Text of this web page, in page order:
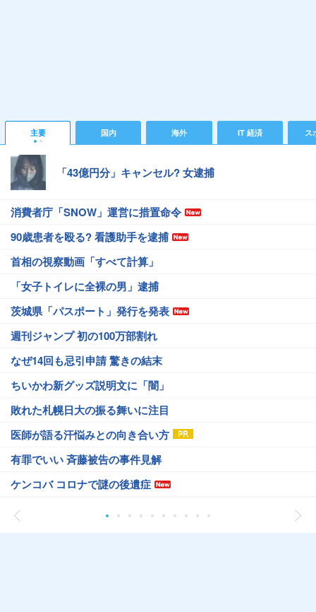
主要 国内 海外 IT 経済 ス
「43億円分」キャンセル? 女逮捕
消費者庁「SNOW」運営に措置命令
90歳患者を殴る? 看護助手を逮捕
首相の視察動画「すべて計算」
「女子トイレに全裸の男」逮捕
茨城県「パスポート」発行を発表
週刊ジャンプ 初の100万部割れ
なぜ14回も忌引申請 驚きの結末
ちいかわ新グッズ説明文に「闇」
敗れた札幌日大の振る舞いに注目
医師が語る汗悩みとの向き合い方
有罪でいい 斉藤被告の事件見解
ケンコバ コロナで謎の後遺症